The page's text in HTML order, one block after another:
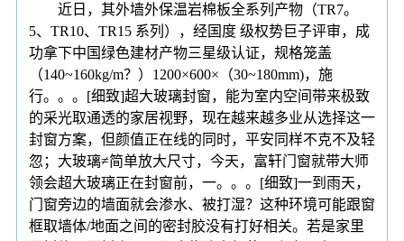
近日，其外墙外保温岩棉板全系列产物（TR7。
5、TR10、TR15 系列），经国度 级权势巨子评审，成
功拿下中国绿色建材产物三星级认证，规格笼盖
（140~160kg/m？）1200×600×（30~180mm)，施
行。。。[细致]超大玻璃封窗，能为室内空间带来极致
的采光取通透的家居视野，现在越来越多业从选择这一
封窗方案，但颜值正在线的同时，平安同样不克不及轻
忽；大玻璃≠简单放大尺寸，今天，富轩门窗就带大师
领会超大玻璃正在封窗前，一。。。[细致]一到雨天，
门窗旁边的墙面就会渗水、被打湿？这种环境可能跟窗
框取墙体/地面之间的密封胶没有打好相关。若是家里